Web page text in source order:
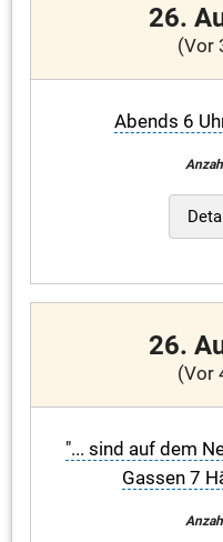
26.
(Vor
Abends 6
26.
(Vor
"... sind auf dem
Gassen 7